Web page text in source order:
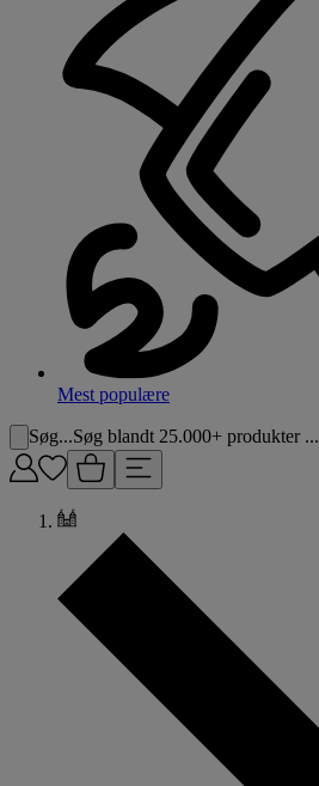
Mest populære
Søg...Søg blandt 25.000+ produkter ...